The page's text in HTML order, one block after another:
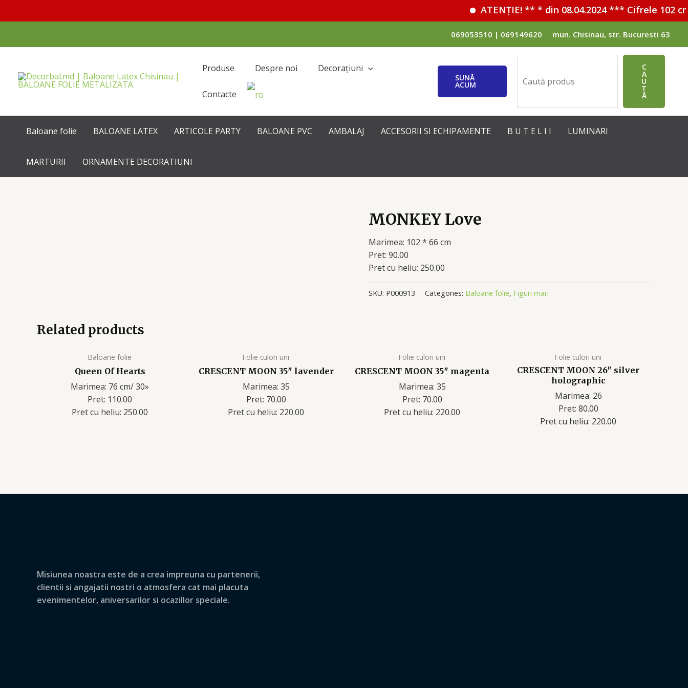
ATENȚIE! ** * din 08.04.2024 *** Cifrele 102 cm
069053510 | 069149620 mun. Chisinau, str. Bucuresti 63
Produse Despre noi Decorațiuni
Contacte
SUNĂ
ACUM
C
A
U
T
Ă
Baloane folie BALOANE LATEX ARTICOLE PARTY BALOANE PVC AMBALAJ ACCESORII SI ECHIPAMENTE B U T E L I I LUMINARI
MARTURII ORNAMENTE DECORATIUNI
MONKEY Love
Marimea: 102 * 66 cm
Pret: 90.00
Pret cu heliu: 250.00
SKU: P000913 Categories: Baloane folie, Figuri mari
Related products
Baloane folie
Queen Of Hearts
Marimea: 76 cm/ 30»
Pret: 110.00
Pret cu heliu: 250.00
Folie culori uni
CRESCENT MOON 35″ lavender
Marimea: 35
Pret: 70.00
Pret cu heliu: 220.00
Folie culori uni
CRESCENT MOON 35″ magenta
Marimea: 35
Pret: 70.00
Pret cu heliu: 220.00
Folie culori uni
CRESCENT MOON 26″ silver
holographic
Marimea: 26
Pret: 80.00
Pret cu heliu: 220.00
Misiunea noastra este de a crea impreuna cu partenerii,
clientii si angajatii nostri o atmosfera cat mai placuta
evenimentelor, aniversarilor si ocazillor speciale.